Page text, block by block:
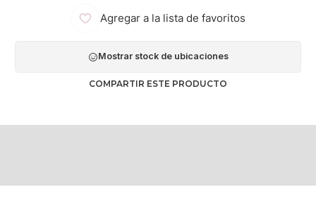
Agregar a la lista de favoritos
Mostrar stock de ubicaciones
COMPARTIR ESTE PRODUCTO